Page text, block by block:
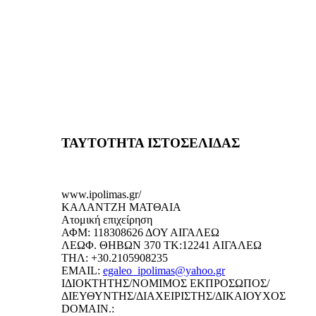
ΤΑΥΤΟΤΗΤΑ ΙΣΤΟΣΕΛΙΔΑΣ
www.ipolimas.gr/
ΚΑΛΑΝΤΖΗ ΜΑΤΘΑΙΑ
Ατομική επιχείρηση
ΑΦΜ: 118308626 ΔΟΥ ΑΙΓΑΛΕΩ
ΛΕΩΦ. ΘΗΒΩΝ 370 ΤΚ:12241 ΑΙΓΑΛΕΩ
ΤΗΛ: +30.2105908235
EMAIL: egaleo_ipolimas@yahoo.gr
ΙΔΙΟΚΤΗΤΗΣ/ΝΟΜΙΜΟΣ ΕΚΠΡΟΣΩΠΟΣ/
ΔΙΕΥΘΥΝΤΗΣ/ΔΙΑΧΕΙΡΙΣΤΗΣ/ΔΙΚΑΙΟΥΧΟΣ
DOMAIN.: